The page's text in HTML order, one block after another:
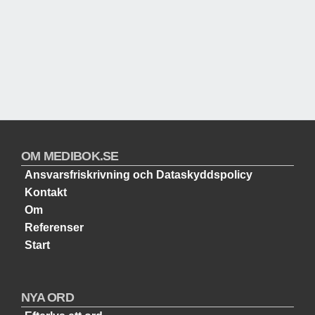
OM MEDIBOK.SE
Ansvarsfriskrivning och Dataskyddspolicy
Kontakt
Om
Referenser
Start
NYA ORD